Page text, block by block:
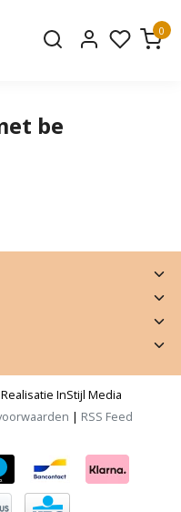
0
be
InStijl Media
| RSS Feed